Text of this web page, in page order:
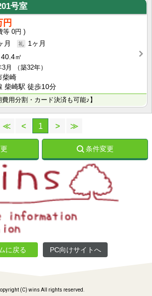
号室
円
0円
月
1ヶ月
40.4㎡
月
（築32年）
柴崎
柴崎駅 徒歩10分
費用分割・カード決済も可能♪】
≪ < 1 > ≫
条件変更
に戻る PC向けサイトへ
(C) wins All rights reserved.